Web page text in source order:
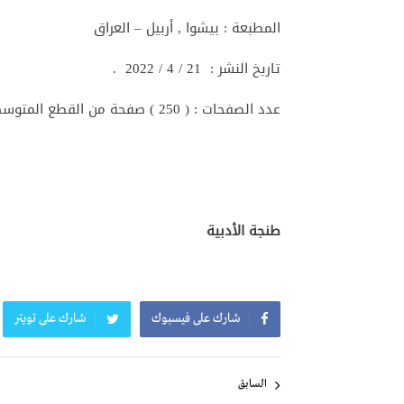
المطبعة : بيشوا , أربيل – العراق
تاريخ النشر : 21 / 4 / 2022 .
عدد الصفحات : ( 250 ) صفحة من القطع المتوسط .
طنجة الأدبية
شارك على فيسبوك شارك على تويتر
المقالات
السابق